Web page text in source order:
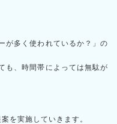
が多く使われているか？」の
も、時間帯によっては無駄が
を実施していきます。